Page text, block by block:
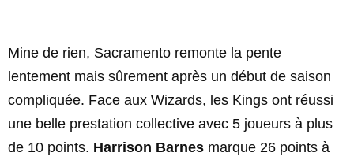
Mine de rien, Sacramento remonte la pente
lentement mais sûrement après un début de saison
compliquée. Face aux Wizards, les Kings ont réussi
une belle prestation collective avec 5 joueurs à plus
de 10 points. Harrison Barnes marque 26 points à